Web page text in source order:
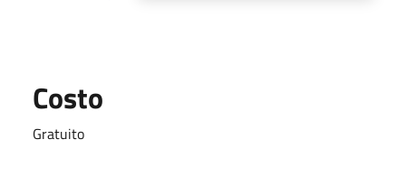
Costo
Gratuito